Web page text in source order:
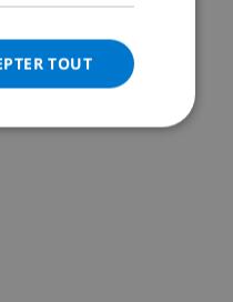
NORWEGIAN
TOUT